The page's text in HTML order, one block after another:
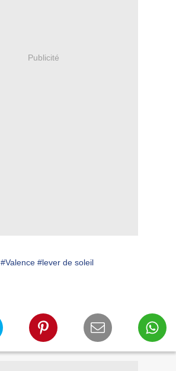
Publicité
#Valence #lever de soleil